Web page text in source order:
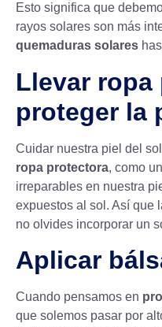
Esto significa que
rayos solares son más
quemaduras solares
Llevar
proteger la
Cuidar nuestra piel del
ropa protectora, como
irreparables en nuestra
expuestos al sol. Así que
no olvides incorporar un
Aplicar
Cuando pensamos en
que solemos pasar por